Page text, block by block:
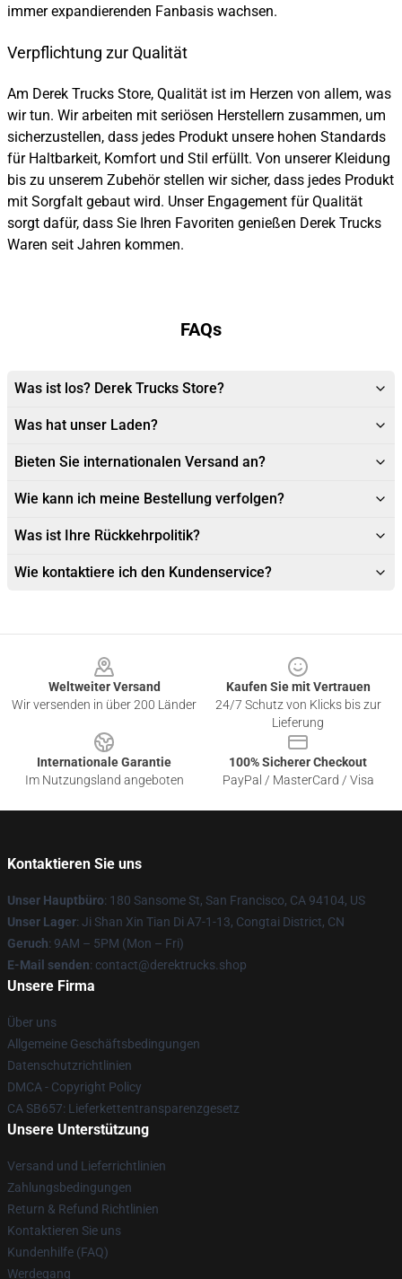
immer expandierenden Fanbasis wachsen.
Verpflichtung zur Qualität
Am Derek Trucks Store, Qualität ist im Herzen von allem, was
wir tun. Wir arbeiten mit seriösen Herstellern zusammen, um
sicherzustellen, dass jedes Produkt unsere hohen Standards
für Haltbarkeit, Komfort und Stil erfüllt. Von unserer Kleidung
bis zu unserem Zubehör stellen wir sicher, dass jedes Produkt
mit Sorgfalt gebaut wird. Unser Engagement für Qualität
sorgt dafür, dass Sie Ihren Favoriten genießen Derek Trucks
Waren seit Jahren kommen.
FAQs
Was ist los? Derek Trucks Store?
Was hat unser Laden?
Bieten Sie internationalen Versand an?
Wie kann ich meine Bestellung verfolgen?
Was ist Ihre Rückkehrpolitik?
Wie kontaktiere ich den Kundenservice?
Weltweiter Versand
Wir versenden in über 200 Länder
Kaufen Sie mit Vertrauen
24/7 Schutz von Klicks bis zur
Lieferung
Internationale Garantie
Im Nutzungsland angeboten
100% Sicherer Checkout
PayPal / MasterCard / Visa
Kontaktieren Sie uns
Unser Hauptbüro: 180 Sansome St, San Francisco, CA 94104, US
Unser Lager: Ji Shan Xin Tian Di A7-1-13, Congtai District, CN
Geruch: 9AM – 5PM (Mon – Fri)
E-Mail senden: contact@derektrucks.shop
Unsere Firma
Über uns
Allgemeine Geschäftsbedingungen
Datenschutzrichtlinien
DMCA - Copyright Policy
CA SB657: Lieferkettentransparenzgesetz
Unsere Unterstützung
Versand und Lieferrichtlinien
Zahlungsbedingungen
Return & Refund Richtlinien
Kontaktieren Sie uns
Kundenhilfe (FAQ)
Werdegang